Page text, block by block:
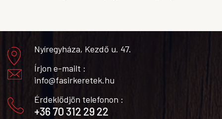
Nyíregyháza, Kezdő u. 47.
Írjon e-mailt :
info@fasirkeretek.hu
Érdeklődjön telefonon :
+36 70 312 29 22